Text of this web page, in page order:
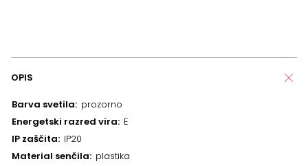
OPIS
Barva svetila prozorno
Energetski razred vira E
IP zaščita IP20
Material senčila plastika